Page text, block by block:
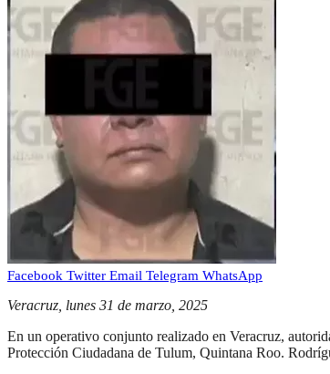
Facebook Twitter Email Telegram WhatsApp
Veracruz, lunes 31 de marzo, 2025
En un operativo conjunto realizado en Veracruz,
Protección Ciudadana de Tulum, Quintana Roo.